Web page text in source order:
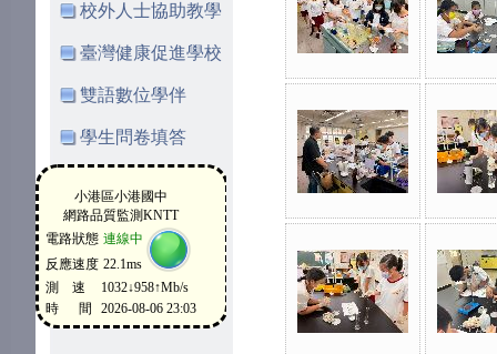
校外人士協助教學
臺灣健康促進學校
雙語數位學伴
學生問卷填答